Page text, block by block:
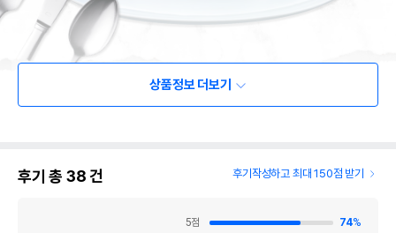
상품정보 더보기
후기 총 38건 후기작성하고 최대 150점 받기
5점 74%